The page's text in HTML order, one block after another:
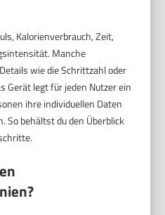
Kalorienverbrauch, Zeit,
Manche
wie die Schrittzahl oder
Gerät legt für jeden Nutzer ein
ihre individuellen Daten
So behältst du den Überblick